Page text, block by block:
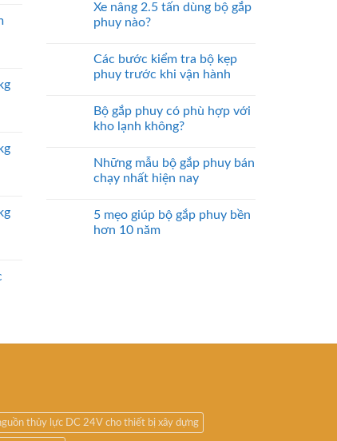
Xe nâng 2.5 tấn dùng bộ gắp
phuy nào?
Các bước kiểm tra bộ kẹp
phuy trước khi vận hành
Bộ gắp phuy có phù hợp với
kho lạnh không?
Những mẫu bộ gắp phuy bán
chạy nhất hiện nay
5 mẹo giúp bộ gắp phuy bền
hơn 10 năm
thủy lực DC 24V cho thiết bị xây dựng